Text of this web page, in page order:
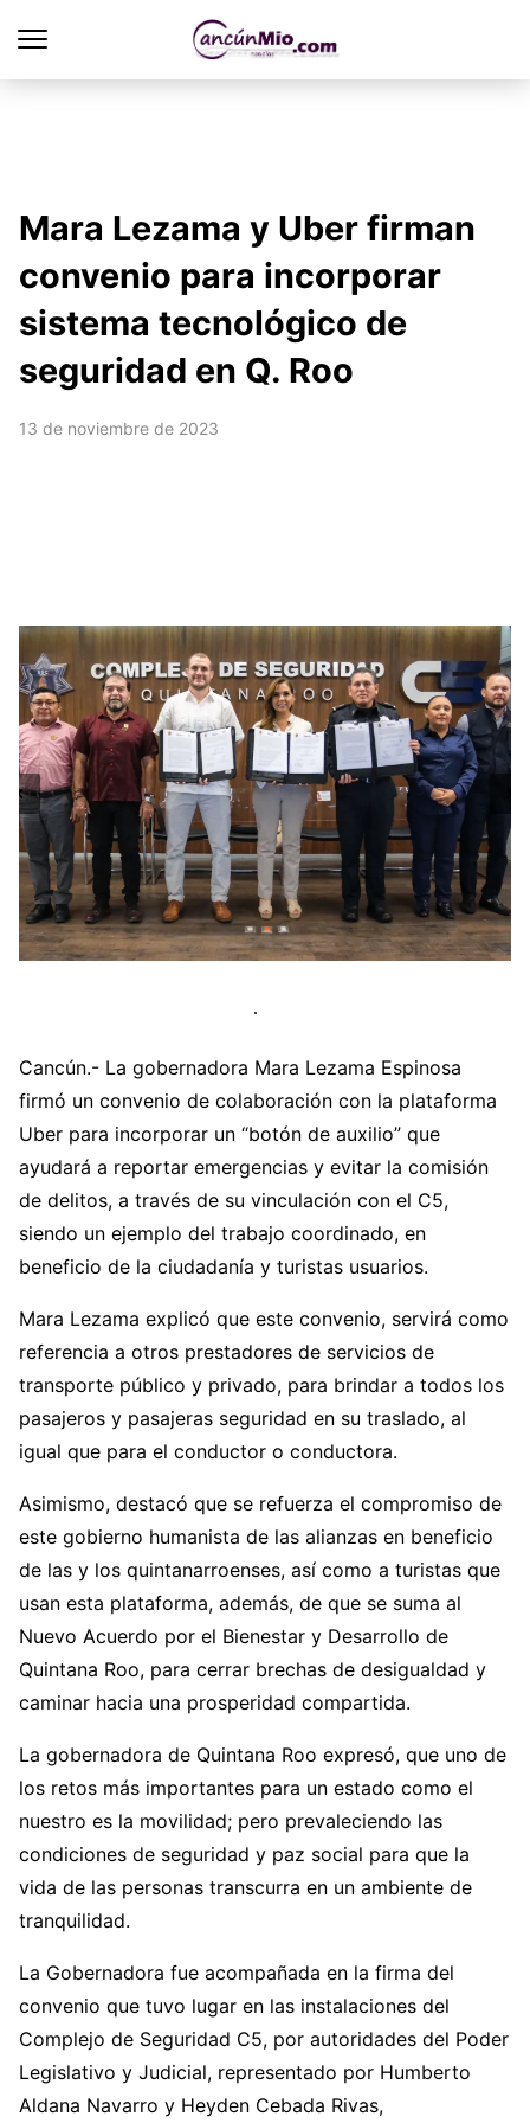
Mara Lezama y Uber firman
convenio para incorporar
sistema tecnológico de
seguridad en Q. Roo
13 de noviembre de 2023
Cancún.- La gobernadora Mara Lezama Espinosa
firmó un convenio de colaboración con la plataforma
Uber para incorporar un “botón de auxilio” que
ayudará a reportar emergencias y evitar la comisión
de delitos, a través de su vinculación con el C5,
siendo un ejemplo del trabajo coordinado, en
beneficio de la ciudadanía y turistas usuarios.
Mara Lezama explicó que este convenio, servirá como
referencia a otros prestadores de servicios de
transporte público y privado, para brindar a todos los
pasajeros y pasajeras seguridad en su traslado, al
igual que para el conductor o conductora.
Asimismo, destacó que se refuerza el compromiso de
este gobierno humanista de las alianzas en beneficio
de las y los quintanarroenses, así como a turistas que
usan esta plataforma, además, de que se suma al
Nuevo Acuerdo por el Bienestar y Desarrollo de
Quintana Roo, para cerrar brechas de desigualdad y
caminar hacia una prosperidad compartida.
La gobernadora de Quintana Roo expresó, que uno de
los retos más importantes para un estado como el
nuestro es la movilidad; pero prevaleciendo las
condiciones de seguridad y paz social para que la
vida de las personas transcurra en un ambiente de
tranquilidad.
La Gobernadora fue acompañada en la firma del
convenio que tuvo lugar en las instalaciones del
Complejo de Seguridad C5, por autoridades del Poder
Legislativo y Judicial, representado por Humberto
Aldana Navarro y Heyden Cebada Rivas,